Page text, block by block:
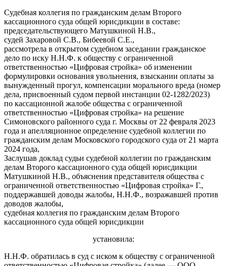
Судебная коллегия по гражданским делам Второго
кассационного суда общей юрисдикции в составе:
председательствующего Матушкиной Н.В.,
судей Захаровой С.В., Бибеевой С.Е.,
рассмотрела в открытом судебном заседании гражданское
дело по иску Н.Н.Ф. к обществу с ограниченной
ответственностью «Цифровая стройка» об изменении
формулировки основания увольнения, взыскании оплаты за
вынужденный прогул, компенсации морального вреда (номер
дела, присвоенный судом первой инстанции 02-1282/2023)
по кассационной жалобе общества с ограниченной
ответственностью «Цифровая стройка» на решение
Симоновского районного суда г. Москвы от 22 февраля 2023
года и апелляционное определение судебной коллегии по
гражданским делам Московского городского суда от 21 марта
2024 года,
Заслушав доклад судьи судебной коллегии по гражданским
делам Второго кассационного суда общей юрисдикции
Матушкиной Н.В., объяснения представителя общества с
ограниченной ответственностью «Цифровая стройка» Г.,
поддержавшей доводы жалобы, Н.Н.Ф., возражавшей против
доводов жалобы,
судебная коллегия по гражданским делам Второго
кассационного суда общей юрисдикции
установила:
Н.Н.Ф. обратилась в суд с иском к обществу с ограниченной